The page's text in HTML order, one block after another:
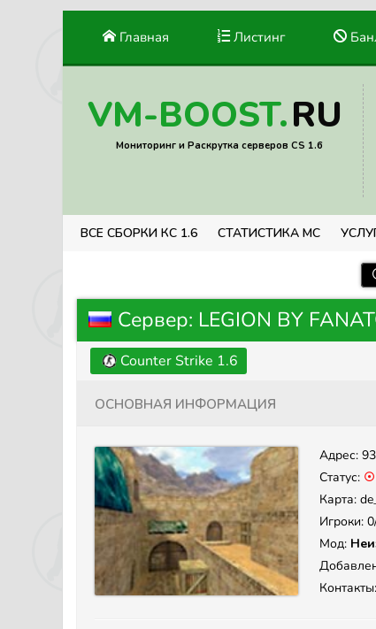
Главная Листинг
VM-BOOST.RU
Мониторинг и Раскрутка серверов CS 1.6
ВСЕ СБОРКИ КС 1.6 СТАТИСТИКА МС
Сервер: LEGION BY
Counter Strike 1.6
Основная информация
Адрес:
Статус: ☉
Карта:
Игроки:
Мод: